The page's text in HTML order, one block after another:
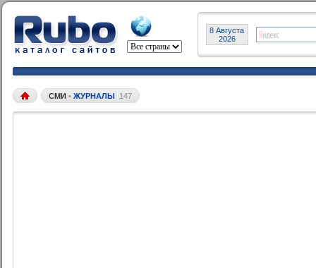
8 Августа
2026
СМИ • ЖУРНАЛЫ 147